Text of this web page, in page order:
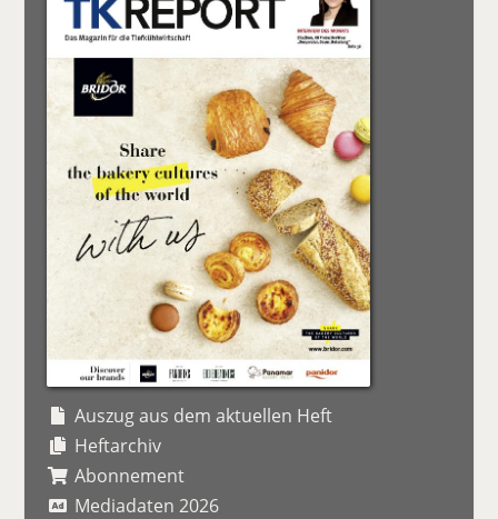
Auszug aus dem aktuellen Heft
Heftarchiv
Abonnement
Mediadaten 2026